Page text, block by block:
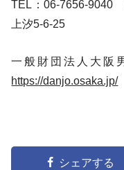
TEL：06-7656-9040
上汐5-6-25
一般財団法人大阪
https://danjo.osaka.jp/
シェアする